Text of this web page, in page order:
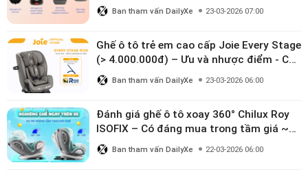
Ban tham vấn DailyXe 23-03-2026 07:00
Ghế ô tô trẻ em cao cấp Joie Every Stage
(> 4.000.000đ) – Ưu và nhược điểm - Có
đáng đầu tư cho bé từ 0–12 tuổi?
Ban tham vấn DailyXe 23-03-2026 06:00
Đánh giá ghế ô tô xoay 360° Chilux Roy
ISOFIX – Có đáng mua trong tầm giá ~3
triệu
Ban tham vấn DailyXe 22-03-2026 06:00